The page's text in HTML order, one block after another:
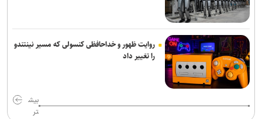
منطقه
روایت ظهور و خداحافظی کنسولی که مسیر نینتندو
را تغییر داد
بیش
تر